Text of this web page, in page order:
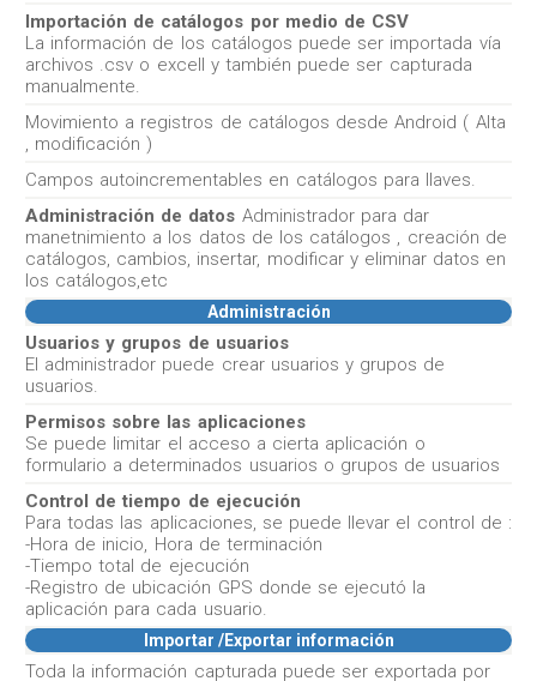
Importación de catálogos por medio de CSV
La información de los catálogos puede ser importada vía
archivos .csv o excell y también puede ser capturada
manualmente.
Movimiento a registros de catálogos desde Android ( Alta
, modificación )
Campos autoincrementables en catálogos para llaves.
Administración de datos Administrador para dar
manetnimiento a los datos de los catálogos , creación de
catálogos, cambios, insertar, modificar y eliminar datos en
los catálogos,etc
Administración
Usuarios y grupos de usuarios
El administrador puede crear usuarios y grupos de
usuarios.
Permisos sobre las aplicaciones
Se puede limitar el acceso a cierta aplicación o
formulario a determinados usuarios o grupos de usuarios
Control de tiempo de ejecución
Para todas las aplicaciones, se puede llevar el control de :
-Hora de inicio, Hora de terminación
-Tiempo total de ejecución
-Registro de ubicación GPS donde se ejecutó la
aplicación para cada usuario.
Importar /Exportar información
Toda la información capturada puede ser exportada por